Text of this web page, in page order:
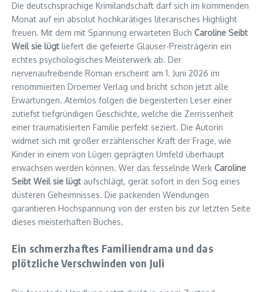
Die deutschsprachige Krimilandschaft darf sich im kommenden
Monat auf ein absolut hochkarätiges literarisches Highlight
freuen. Mit dem mit Spannung erwarteten Buch Caroline Seibt
Weil sie lügt liefert die gefeierte Glauser-Preisträgerin ein
echtes psychologisches Meisterwerk ab. Der
nervenaufreibende Roman erscheint am 1. Juni 2026 im
renommierten Droemer Verlag und bricht schon jetzt alle
Erwartungen. Atemlos folgen die begeisterten Leser einer
zutiefst tiefgründigen Geschichte, welche die Zerrissenheit
einer traumatisierten Familie perfekt seziert. Die Autorin
widmet sich mit großer erzählerischer Kraft der Frage, wie
Kinder in einem von Lügen geprägten Umfeld überhaupt
erwachsen werden können. Wer das fesselnde Werk Caroline
Seibt Weil sie lügt aufschlägt, gerät sofort in den Sog eines
düsteren Geheimnisses. Die packenden Wendungen
garantieren Hochspannung von der ersten bis zur letzten Seite
dieses meisterhaften Buches.
Ein schmerzhaftes Familiendrama und das
plötzliche Verschwinden von Juli